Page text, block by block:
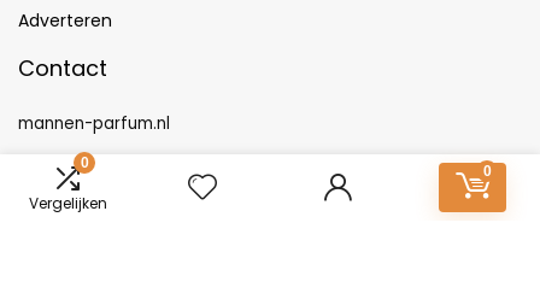
0
Vergelijken
0
Adverteren
Contact
mannen-parfum.nl
Postadres: Lakenvelder 3 5507KV Veldhoven Nederland